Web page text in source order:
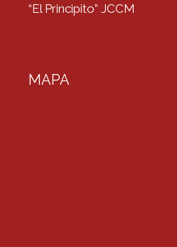
“El Principito” JCCM
MAPA